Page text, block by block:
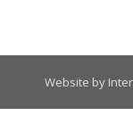
Website by